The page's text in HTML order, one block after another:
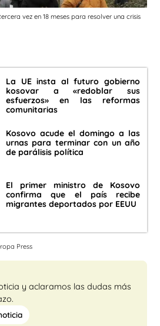
vez en 18 meses para resolver una crisis
La UE insta al futuro gobierno
kosovar a «redoblar sus
esfuerzos» en las reformas
comunitarias
Kosovo acude el domingo a las
urnas para terminar con un año
de parálisis política
El primer ministro de Kosovo
confirma que el país recibe
migrantes deportados por EEUU
Press
y aclaramos las dudas más